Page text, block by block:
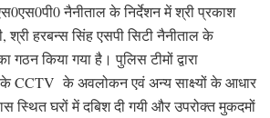
नैनीताल के निर्देशन में श्री प्रकाश
श्री हरबन्स सिंह एसपी सिटी नैनीताल के
गठन किया गया है। पुलिस टीमों द्वारा
CCTV के अवलोकन एवं अन्य साक्ष्यों के आधार
स्थित घरों में दबिश दी गयी और उपरोक्त मुकदमों